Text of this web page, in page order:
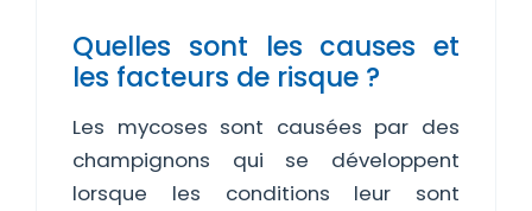
Quelles sont les causes et
les facteurs de risque ?
Les mycoses sont causées par des
champignons qui se développent
lorsque les conditions leur sont